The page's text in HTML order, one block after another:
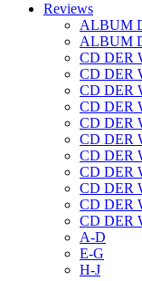
Reviews
ALBUM
ALBUM
CD DER
CD DER
CD DER
CD DER
CD DER
CD DER
CD DER
CD DER
CD DER
CD DER
CD DER
A-D
E-G
H-J